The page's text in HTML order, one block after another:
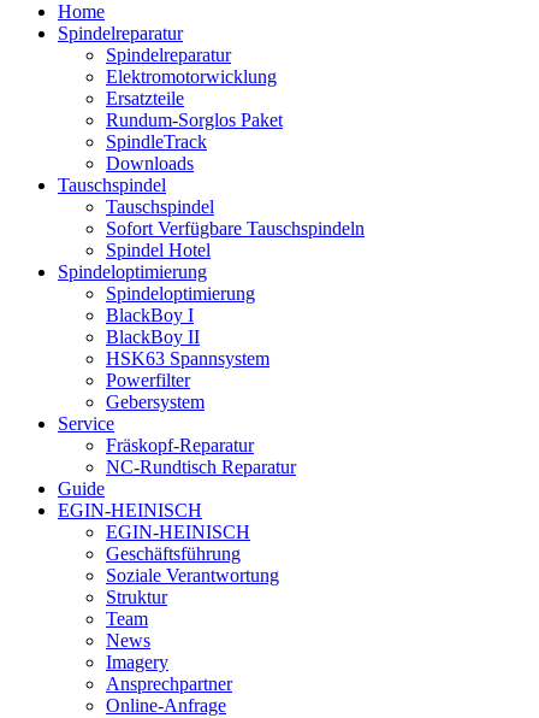
Home
Spindelreparatur
Spindelreparatur
Elektromotorwicklung
Ersatzteile
Rundum-Sorglos Paket
SpindleTrack
Downloads
Tauschspindel
Tauschspindel
Sofort Verfügbare Tauschspindeln
Spindel Hotel
Spindeloptimierung
Spindeloptimierung
BlackBoy I
BlackBoy II
HSK63 Spannsystem
Powerfilter
Gebersystem
Service
Fräskopf-Reparatur
NC-Rundtisch Reparatur
Guide
EGIN-HEINISCH
EGIN-HEINISCH
Geschäftsführung
Soziale Verantwortung
Struktur
Team
News
Imagery
Ansprechpartner
Online-Anfrage